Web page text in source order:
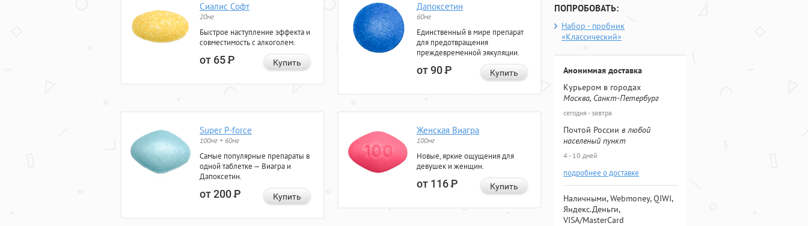
Сиалис Софт
20мг
Быстрое наступление эффекта и
совместимость с алкоголем.
от 65Р Купить
Дапоксетин
60мг
Единственный в мире препарат
для предотвращения
преждевременной эякуляции.
от 90Р Купить
Super P-force
100мг + 60мг
Самые популярные препараты в
одной таблетке — Виагра и
Дапоксетин.
от 200Р Купить
Женская Виагра
100мг
Новые, яркие ощущения для
девушек и женщин.
от 116Р Купить
ПОПРОБОВАТЬ:
Набор - пробник
«Классический»
Анонимная доставка
Курьером в городах
Москва, Санкт-Петербург
сегодня - завтра
Почтой России в любой
населеный пункт
4 - 10 дней
подробнее о доставке
Наличными, Webmoney, QIWI,
Яндекс.Деньги,
VISA/MasterCard